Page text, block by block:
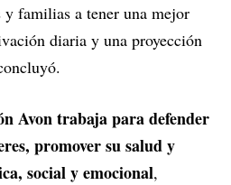
y familias a tener una mejor
diaria y una proyección
Avon trabaja para defender
promover su salud y
social y emocional,